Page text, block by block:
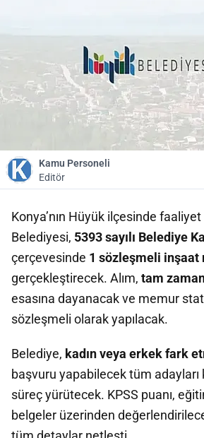
Kamu Personeli
Editör
Konya’nın Hüyük ilçesinde
Belediyesi, 5393 sayılı Belediye
çerçevesinde 1 sözleşmeli inşaat
gerçekleştirecek. Alım, tam
esasına dayanacak ve memur
sözleşmeli olarak yapılacak.
Belediye, kadın veya erkek fark
başvuru yapabilecek tüm adayları
süreç yürütecek. KPSS puanı,
belgeler üzerinden